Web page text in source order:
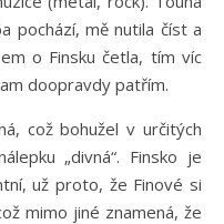
pochází, mě nutila číst a
o Finsku četla, tím víc
doopravdy patřím.
což bohužel v určitých
„divná“. Finsko je
už proto, že Finové si
mimo jiné znamená, že